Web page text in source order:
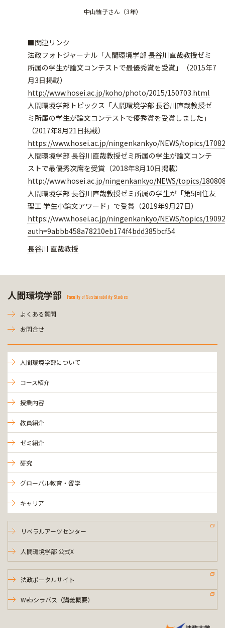
中山結子さん（3年）
■関連リンク
法政フォトジャーナル「人間環境学部 長谷川直哉教授ゼミ
所属の学生が論文コンテストで最優秀賞を受賞」（2015年7
月3日掲載）
http://www.hosei.ac.jp/koho/photo/2015/150703.html
人間環境学部トピックス「人間環境学部 長谷川直哉教授ゼ
ミ所属の学生が論文コンテストで優秀賞を受賞しました」
（2017年8月21日掲載）
https://www.hosei.ac.jp/ningenkankyo/NEWS/topics/
人間環境学部 長谷川直哉教授ゼミ所属の学生が論文コンテ
ストで最優秀次席を受賞（2018年8月10日掲載）
http://www.hosei.ac.jp/ningenkankyo/NEWS/topics/
人間環境学部 長谷川直哉教授ゼミ所属の学生が「第5回住友
理工 学生小論文アワード」で受賞（2019年9月27日）
https://www.hosei.ac.jp/ningenkankyo/NEWS/topics/
auth=9abbb458a78210eb174f4bdd385bcf54
長谷川 直哉教授
人間環境学部 Faculty of Sustainability Studies
よくある質問
お問合せ
人間環境学部について
コース紹介
授業内容
教員紹介
ゼミ紹介
研究
グローバル教育・留学
キャリア
リベラルアーツセンター
人間環境学部 公式X
法政ポータルサイト
Webシラバス（講義概要）